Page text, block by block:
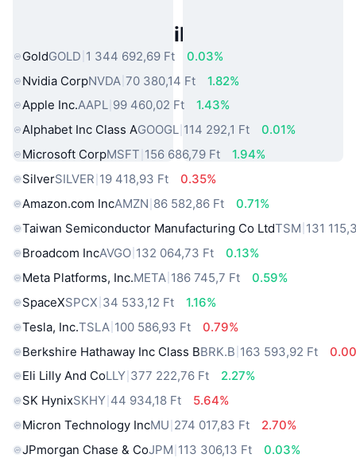
Népszerű Való Világbeli Eszközök
GoldGOLD 1 344 692,69 Ft
0.03%
Nvidia CorpNVDA 70 380,14 Ft
1.82%
Apple Inc.AAPL 99 460,02 Ft
1.43%
Alphabet Inc Class AGOOGL 114 292,1 Ft
0.01%
Microsoft CorpMSFT 156 686,79 Ft
1.94%
SilverSILVER 19 418,93 Ft
0.35%
Amazon.com IncAMZN 86 582,86 Ft
0.71%
Taiwan Semiconductor Manufacturing Co LtdTSM 131
Broadcom IncAVGO 132 064,73 Ft
0.13%
Meta Platforms, Inc.META 186 745,7 Ft
0.59%
SpaceXSPCX 34 533,12 Ft
1.16%
Tesla, Inc.TSLA 100 586,93 Ft
0.79%
Berkshire Hathaway Inc Class BBRK.B 163 593,92 Ft
Eli Lilly And CoLLY 377 222,76 Ft
2.27%
SK HynixSKHY 44 934,18 Ft
5.64%
Micron Technology IncMU 274 017,83 Ft
2.70%
JPmorgan Chase & CoJPM 113 306,13 Ft
0.03%